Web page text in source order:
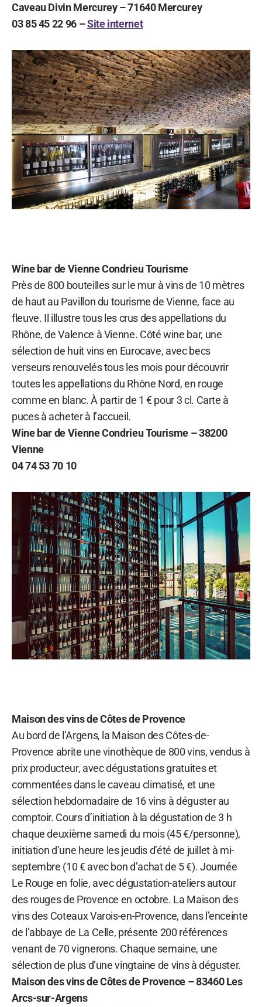
Caveau Divin Mercurey – 71640 Mercurey
03 85 45 22 96 –Site internet
Wine bar de Vienne Condrieu Tourisme
Près de 800 bouteilles sur le mur à vins de 10 mètres
de haut au Pavillon du tourisme de Vienne, face au
fleuve. Il illustre tous les crus des appellations du
Rhône, de Valence à Vienne. Côté wine bar, une
sélection de huit vins en Eurocave, avec becs
verseurs renouvelés tous les mois pour découvrir
toutes les appellations du Rhône Nord, en rouge
comme en blanc. À partir de 1 € pour 3 cl. Carte à
puces à acheter à l’accueil.
Wine bar de Vienne Condrieu Tourisme – 38200
Vienne
04 74 53 70 10
Maison des vins de Côtes de Provence
Au bord de l’Argens, la Maison des Côtes-de-
Provence abrite une vinothèque de 800 vins, vendus à
prix producteur, avec dégustations gratuites et
commentées dans le caveau climatisé, et une
sélection hebdomadaire de 16 vins à déguster au
comptoir. Cours d’initiation à la dégustation de 3 h
chaque deuxième samedi du mois (45 €/personne),
initiation d’une heure les jeudis d’été de juillet à mi-
septembre (10 € avec bon d’achat de 5 €). Journée
Le Rouge en folie, avec dégustation-ateliers autour
des rouges de Provence en octobre. La Maison des
vins des Coteaux Varois-en-Provence, dans l’enceinte
de l’abbaye de La Celle, présente 200 références
venant de 70 vignerons. Chaque semaine, une
sélection de plus d’une vingtaine de vins à déguster.
Maison des vins de Côtes de Provence – 83460 Les
Arcs-sur-Argens